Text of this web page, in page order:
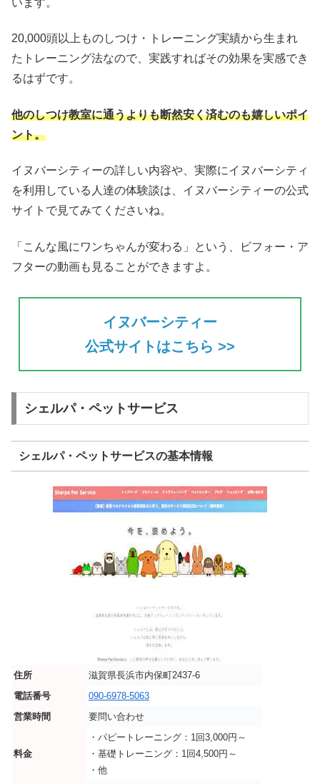
います。
20,000頭以上ものしつけ・トレーニング実績から生まれ
たトレーニング法なので、実践すればその効果を実感でき
るはずです。
他のしつけ教室に通うよりも断然安く済むのも嬉しいポイ
ント。
イヌバーシティーの詳しい内容や、実際にイヌバーシティ
を利用している人達の体験談は、イヌバーシティーの公式
サイトで見てみてくださいね。
「こんな風にワンちゃんが変わる」という、ビフォー・ア
フターの動画も見ることができますよ。
イヌバーシティー
公式サイトはこちら >>
シェルパ・ペットサービス
シェルパ・ペットサービスの基本情報
住所
滋賀県長浜市内保町2437-6
電話番号
090-6978-5063
営業時間
要問い合わせ
料金
・パピートレーニング：1回3,000円～
・基礎トレーニング：1回4,500円～
・他